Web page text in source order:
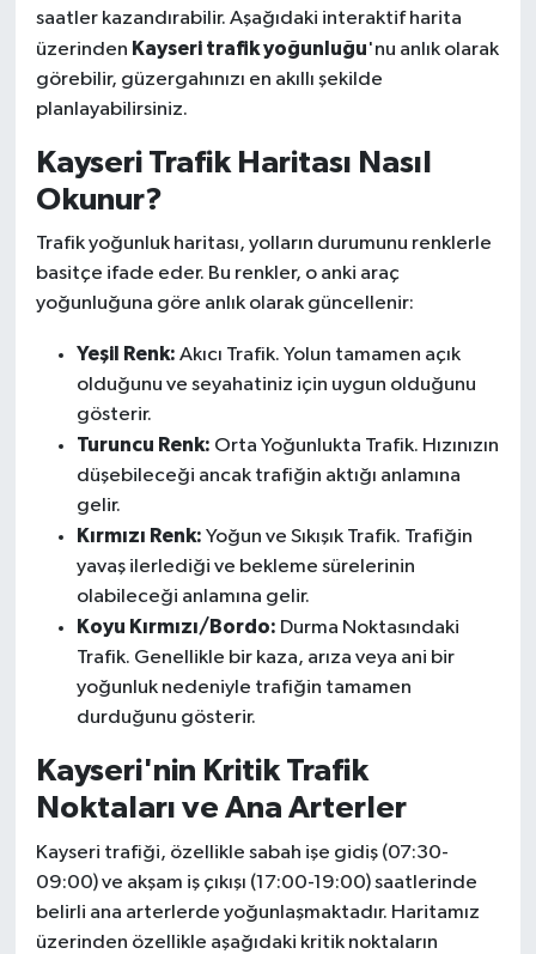
saatler kazandırabilir. Aşağıdaki interaktif harita
üzerinden Kayseri trafik yoğunluğu'nu anlık olarak
görebilir, güzergahınızı en akıllı şekilde
planlayabilirsiniz.
Kayseri Trafik Haritası Nasıl
Okunur?
Trafik yoğunluk haritası, yolların durumunu renklerle
basitçe ifade eder. Bu renkler, o anki araç
yoğunluğuna göre anlık olarak güncellenir:
Yeşil Renk: Akıcı Trafik. Yolun tamamen açık
olduğunu ve seyahatiniz için uygun olduğunu
gösterir.
Turuncu Renk: Orta Yoğunlukta Trafik. Hızınızın
düşebileceği ancak trafiğin aktığı anlamına
gelir.
Kırmızı Renk: Yoğun ve Sıkışık Trafik. Trafiğin
yavaş ilerlediği ve bekleme sürelerinin
olabileceği anlamına gelir.
Koyu Kırmızı/Bordo: Durma Noktasındaki
Trafik. Genellikle bir kaza, arıza veya ani bir
yoğunluk nedeniyle trafiğin tamamen
durduğunu gösterir.
Kayseri'nin Kritik Trafik
Noktaları ve Ana Arterler
Kayseri trafiği, özellikle sabah işe gidiş (07:30-
09:00) ve akşam iş çıkışı (17:00-19:00) saatlerinde
belirli ana arterlerde yoğunlaşmaktadır. Haritamız
üzerinden özellikle aşağıdaki kritik noktaların